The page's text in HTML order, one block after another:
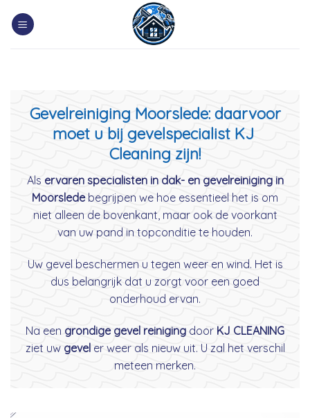
Gevelreiniging Moorslede: daarvoor
moet u bij gevelspecialist KJ
Cleaning zijn!
Als ervaren specialisten in dak- en gevelreiniging in
Moorsledebegrijpen we hoe essentieel het is om
niet alleen de bovenkant, maar ook de voorkant
van uw pand in topconditie te houden.
Uw gevel beschermen u tegen weer en wind. Het is
dus belangrijk dat u zorgt voor een goed
onderhoud ervan.
Na een grondige gevel reiniging door KJ CLEANING
ziet uw geveler weer als nieuw uit. U zal het verschil
meteen merken.